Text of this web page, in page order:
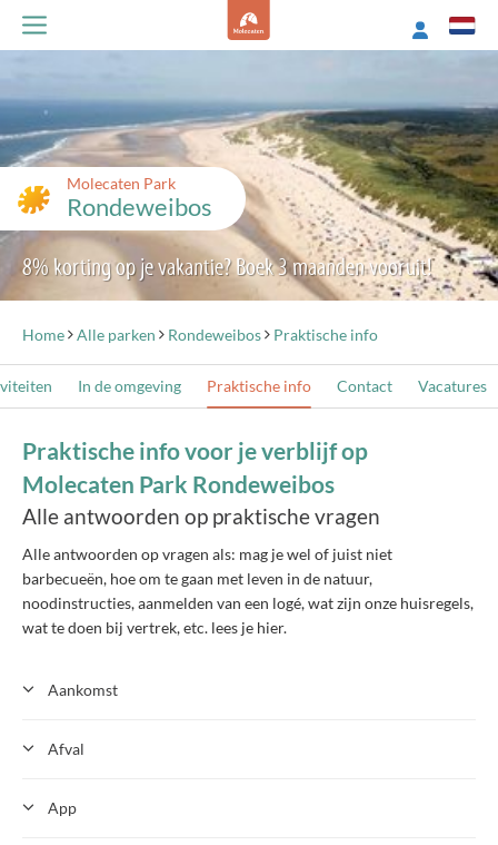
Molecaten Park
Rondeweibos
8% korting op je vakantie? Boek 3 maanden vooruit!
Home Alle parken Rondeweibos Praktische info
In de omgeving Praktische info Contact Vacatures
Praktische info voor je verblijf op
Molecaten Park Rondeweibos
Alle antwoorden op praktische vragen
Alle antwoorden op vragen als: mag je wel of juist niet
barbecueën, hoe om te gaan met leven in de natuur,
noodinstructies, aanmelden van een logé, wat zijn onze huisregels,
wat te doen bij vertrek, etc. lees je hier.
Aankomst
Afval
App